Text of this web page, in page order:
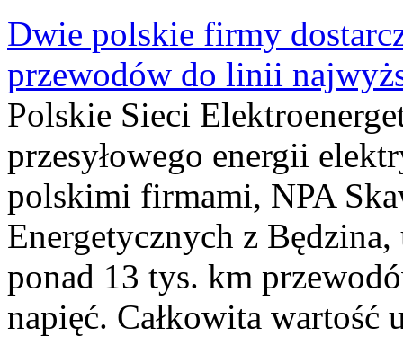
Dwie polskie firmy
przewodów do linii
Polskie Sieci
przesyłowego energii
polskimi firmami, NPA
Energetycznych z
ponad 13 tys. km
napięć. Całkowita